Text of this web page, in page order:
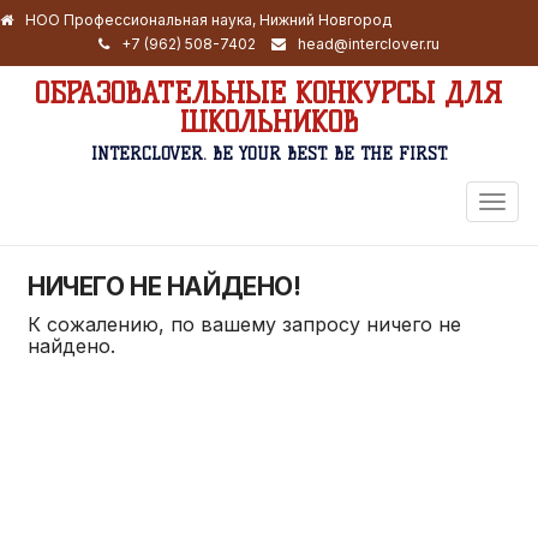
НОО Профессиональная наука, Нижний Новгород
+7 (962) 508-7402
head@interclover.ru
ОБРАЗОВАТЕЛЬНЫЕ КОНКУРСЫ ДЛЯ
ШКОЛЬНИКОВ
INTERCLOVER. BE YOUR BEST. BE THE FIRST.
НИЧЕГО НЕ НАЙДЕНО!
К сожалению, по вашему запросу ничего не
найдено.